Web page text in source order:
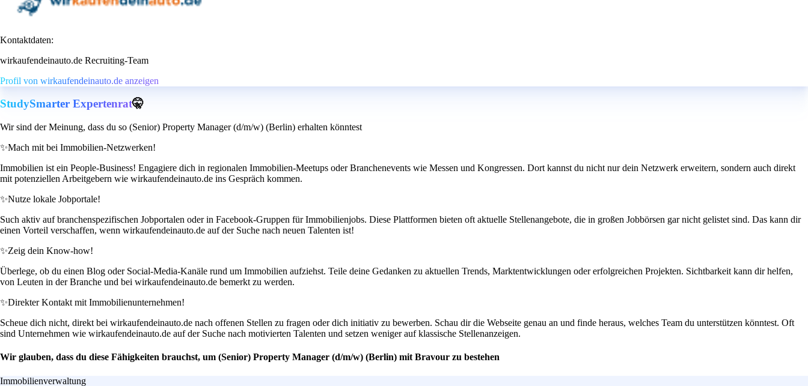
Kontaktdaten:
wirkaufendeinauto.de Recruiting-Team
Profil von wirkaufendeinauto.de anzeigen
StudySmarter Expertenrat🤫
Wir sind der Meinung, dass du so (Senior) Property Manager (d/m/w) (Berlin) erhalten könntest
✨Mach mit bei Immobilien-Netzwerken!
Immobilien ist ein People-Business! Engagiere dich in regionalen Immobilien-Meetups oder Branchenevents wie Messen und Kongressen. Dort kannst du nicht nur dein Netzwerk erweitern, sondern auch direkt
mit potenziellen Arbeitgebern wie wirkaufendeinauto.de ins Gespräch kommen.
✨Nutze lokale Jobportale!
Such aktiv auf branchenspezifischen Jobportalen oder in Facebook-Gruppen für Immobilienjobs. Diese Plattformen bieten oft aktuelle Stellenangebote, die in großen Jobbörsen gar nicht gelistet sind. Das kann dir
einen Vorteil verschaffen, wenn wirkaufendeinauto.de auf der Suche nach neuen Talenten ist!
✨Zeig dein Know-how!
Überlege, ob du einen Blog oder Social-Media-Kanäle rund um Immobilien aufziehst. Teile deine Gedanken zu aktuellen Trends, Marktentwicklungen oder erfolgreichen Projekten. Sichtbarkeit kann dir helfen,
von Leuten in der Branche und bei wirkaufendeinauto.de bemerkt zu werden.
✨Direkter Kontakt mit Immobilienunternehmen!
Scheue dich nicht, direkt bei wirkaufendeinauto.de nach offenen Stellen zu fragen oder dich initiativ zu bewerben. Schau dir die Webseite genau an und finde heraus, welches Team du unterstützen könntest. Oft
sind Unternehmen wie wirkaufendeinauto.de auf der Suche nach motivierten Talenten und setzen weniger auf klassische Stellenanzeigen.
Wir glauben, dass du diese Fähigkeiten brauchst, um (Senior) Property Manager (d/m/w) (Berlin) mit Bravour zu bestehen
Immobilienverwaltung